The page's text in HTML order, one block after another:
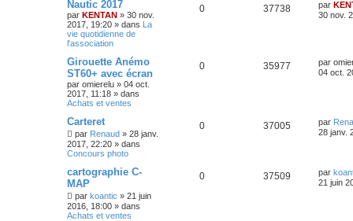
Nautic 2017
par KENTAN » 30 nov.
2017, 19:20 » dans La
vie quotidienne de
l'association
0 37738 par
30 nov.
Girouette Anémo
ST60+ avec écran
par omierelu » 04 oct.
2017, 11:18 » dans
Achats et ventes
0 35977 par
04 oct.
Carteret
par Renaud » 28 janv.
2017, 22:20 » dans
Concours photo
0 37005 par
28 janv.
cartographie C-
MAP
par koantic » 21 juin
2016, 18:00 » dans
Achats et ventes
0 37509 par
21 juin